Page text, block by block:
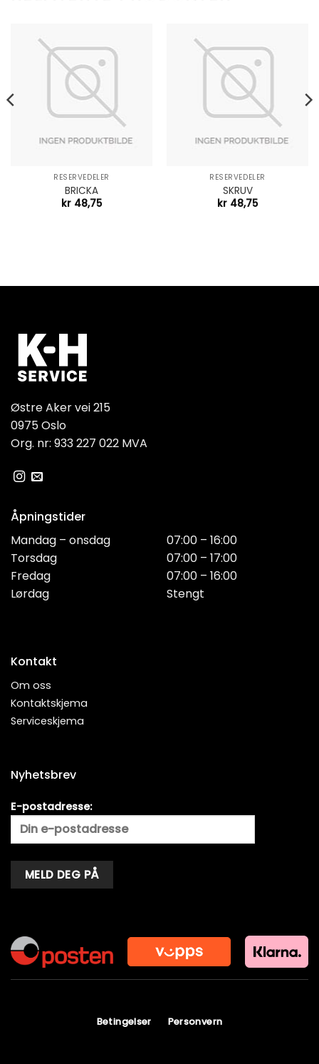
RESERVEDELER
BRICKA
kr 48,75
RESERVEDELER
SKRUV
kr 48,75
Østre Aker vei 215
0975 Oslo
Org. nr: 933 227 022 MVA
Åpningstider
Mandag – onsdag
Torsdag
Fredag
Lørdag
07:00 – 16:00
07:00 – 17:00
07:00 – 16:00
Stengt
Kontakt
Om oss
Kontaktskjema
Serviceskjema
Nyhetsbrev
E-postadresse:
Betingelser Personvern